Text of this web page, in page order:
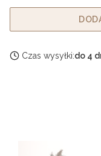
Czas wysyłki:do 4